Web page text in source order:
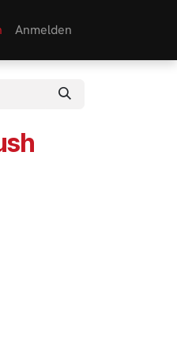
Anmelden